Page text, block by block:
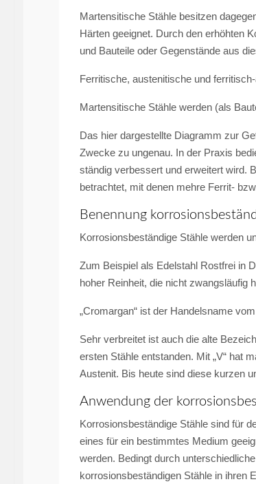
Martensitische Stähle besitzen
Härten geeignet. Durch den erhöhten
und Bauteile oder Gegenstände aus
Ferritische, austenitische und
Martensitische Stähle werden (als
Das hier dargestellte Diagramm zur
Zwecke zu ungenau. In der Praxis
ständig verbessert und erweitert wird.
betrachtet, mit denen mehre Ferrit-
Benennung
Korrosionsbeständige Stähle werden
Zum Beispiel als Edelstahl Rostfrei in
hoher Reinheit, die nicht zwangsläufig
„Cromargan“ ist der Handelsname
Sehr verbreitet ist auch die alte
ersten Stähle entstanden. Mit „V“ hat
Austenit. Bis heute sind diese kurzen
Anwendung der
Korrosionsbeständige Stähle sind für
eines für ein bestimmtes Medium
werden. Bedingt durch
korrosionsbeständigen Stähle in ihren